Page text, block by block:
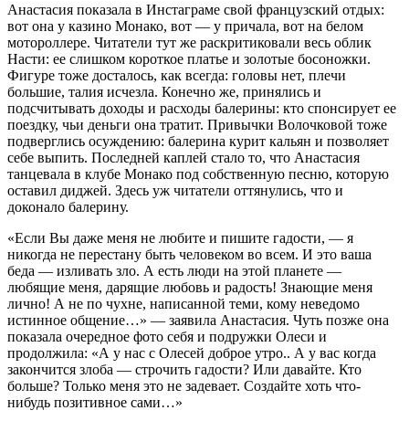
Анастасия показала в Инстаграме свой французский отдых:
вот она у казино Монако, вот — у причала, вот на белом
мотороллере. Читатели тут же раскритиковали весь облик
Насти: ее слишком короткое платье и золотые босоножки.
Фигуре тоже досталось, как всегда: головы нет, плечи
большие, талия исчезла. Конечно же, принялись и
подсчитывать доходы и расходы балерины: кто спонсирует ее
поездку, чьи деньги она тратит. Привычки Волочковой тоже
подверглись осуждению: балерина курит кальян и позволяет
себе выпить. Последней каплей стало то, что Анастасия
танцевала в клубе Монако под собственную песню, которую
оставил диджей. Здесь уж читатели оттянулись, что и
доконало балерину.
«Если Вы даже меня не любите и пишите гадости, — я
никогда не перестану быть человеком во всем. И это ваша
беда — изливать зло. А есть люди на этой планете —
любящие меня, дарящие любовь и радость! Знающие меня
лично! А не по чухне, написанной теми, кому неведомо
истинное общение…» — заявила Анастасия. Чуть позже она
показала очередное фото себя и подружки Олеси и
продолжила: «А у нас с Олесей доброе утро.. А у вас когда
закончится злоба — строчить гадости? Или давайте. Кто
больше? Только меня это не задевает. Создайте хоть что-
нибудь позитивное сами…»